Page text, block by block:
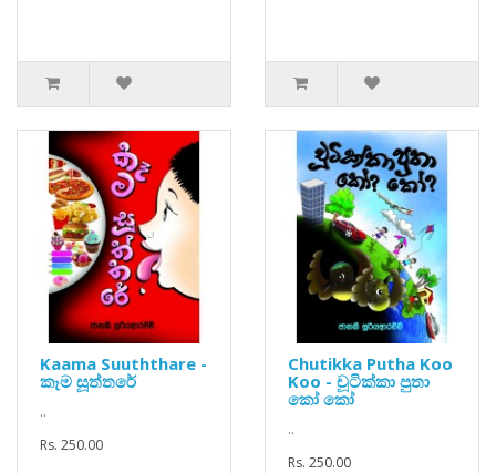
Kaama Suuththare -
කෑම සූත්තරේ
..
Rs. 250.00
Chutikka Putha Koo
Koo - චූටික්කා පුතා
කෝ කෝ
..
Rs. 250.00